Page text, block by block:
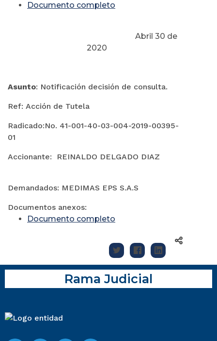
Documento completo
Abril 30 de
2020
Asunto: Notificación decisión de consulta.
Ref: Acción de Tutela
Radicado:No. 41-001-40-03-004-2019-00395-
01
Accionante: REINALDO DELGADO DIAZ
Demandados: MEDIMAS EPS S.A.S
Documentos anexos:
Documento completo
Rama Judicial